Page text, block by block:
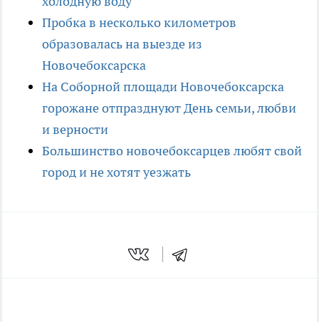
Пробка в несколько километров
образовалась на выезде из
Новочебоксарска
На Соборной площади Новочебоксарска
горожане отпразднуют День семьи, любви
и верности
Большинство новочебоксарцев любят свой
город и не хотят уезжать